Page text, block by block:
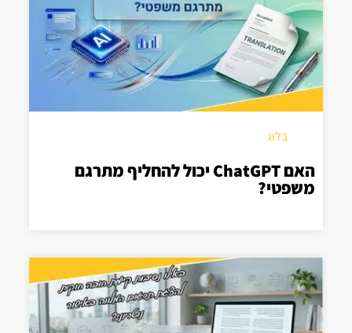
בלוג
האם ChatGPT יכול להחליף מתרגם
משפטי?